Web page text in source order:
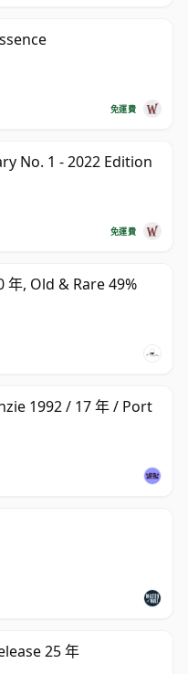
免運費
No. 1 - 2022 Edition
免運費
年, Old & Rare 49%
1992 / 17 年 / Port
25 年